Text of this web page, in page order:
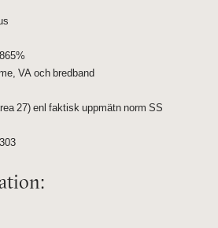
VA och bredband